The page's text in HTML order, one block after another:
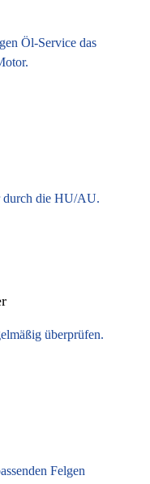
Öl-Service das
durch die HU/AU.
überprüfen.
Felgen